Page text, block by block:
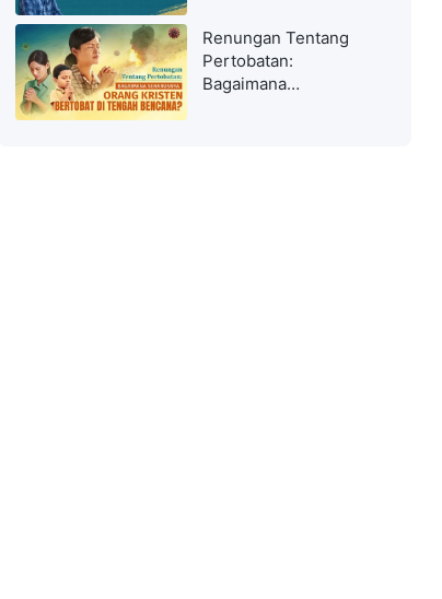
Kerajaan Surga?
Renungan Tentang
Pertobatan:
Bagaimana